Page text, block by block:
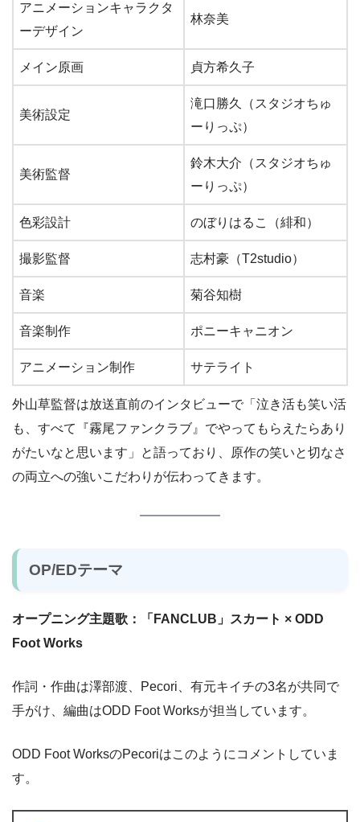
アニメーションキャラクタ
ーデザイン
林奈美
メイン原画 貞方希久子
美術設定
滝口勝久（スタジオちゅ
ーりっぷ）
美術監督
鈴木大介（スタジオちゅ
ーりっぷ）
色彩設計 のぼりはるこ（緋和）
撮影監督 志村豪（T2studio）
音楽 菊谷知樹
音楽制作 ポニーキャニオン
アニメーション制作 サテライト
外山草監督は放送直前のインタビューで「泣き活も笑い活
も、すべて『霧尾ファンクラブ』でやってもらえたらあり
がたいなと思います」と語っており、原作の笑いと切なさ
の両立への強いこだわりが伝わってきます。
OP/EDテーマ
オープニング主題歌：「FANCLUB」スカート × ODD
Foot Works
作詞・作曲は澤部渡、Pecori、有元キイチの3名が共同で
手がけ、編曲はODD Foot Worksが担当しています。
ODD Foot WorksのPecoriはこのようにコメントしていま
す。